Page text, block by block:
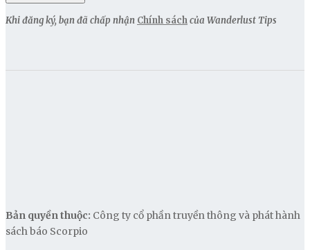
Khi đăng ký, bạn đã chấp nhận Chính sáchcủa Wanderlust Tips
Bản quyền thuộc: Công ty cổ phần truyền thông và phát hành
sách báo Scorpio